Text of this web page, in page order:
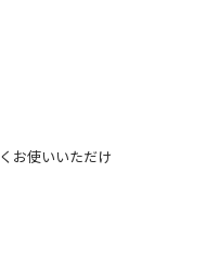
お使いいただけ